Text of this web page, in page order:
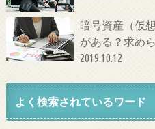
暗号資産（仮
がある？求め
2019.10.12
よく検索されているワード